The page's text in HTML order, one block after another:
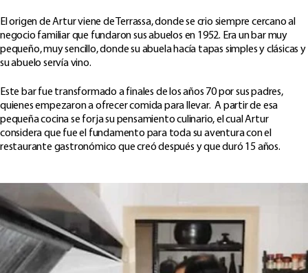
El origen de Artur viene de Terrassa, donde se crio siempre cercano al
negocio familiar que fundaron sus abuelos en 1952. Era un bar muy
pequeño, muy sencillo, donde su abuela hacía tapas simples y clásicas y
su abuelo servía vino.
Este bar fue transformado a finales de los años 70 por sus padres,
quienes empezaron a ofrecer comida para llevar. A partir de esa
pequeña cocina se forja su pensamiento culinario, el cual Artur
considera que fue el fundamento para toda su aventura con el
restaurante gastronómico que creó después y que duró 15 años.